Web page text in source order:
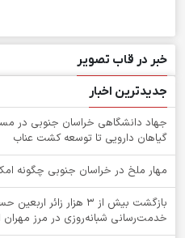
خبر در قاب تصویر
جدیدترین اخبار
جهاد دانشگاهی خراسان جنوبی در
گیاهان دارویی تا توسعه کشت عناب
‌مهار ملخ در خراسان جنوبی چگونه
بازگشت بیش از ۳ هزار
خدمت‌رسانی شبانه‌روزی در مرز مهران